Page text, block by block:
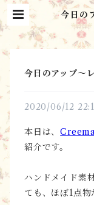
今日の
ンド
ルフ
今日のアップ～
2020/06/12
本日は、
紹介です。
ハンドメイド素
ても、ほぼ1点